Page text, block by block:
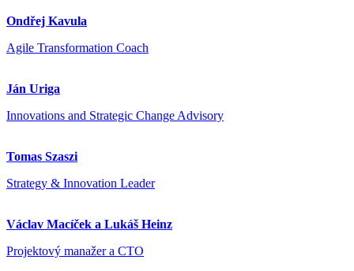
Ondřej Kavula
Agile Transformation Coach
Ján Uriga
Innovations and Strategic Change Advisory
Tomas Szaszi
Strategy & Innovation Leader
Václav Macíček a Lukáš Heinz
Projektový manažer a CTO